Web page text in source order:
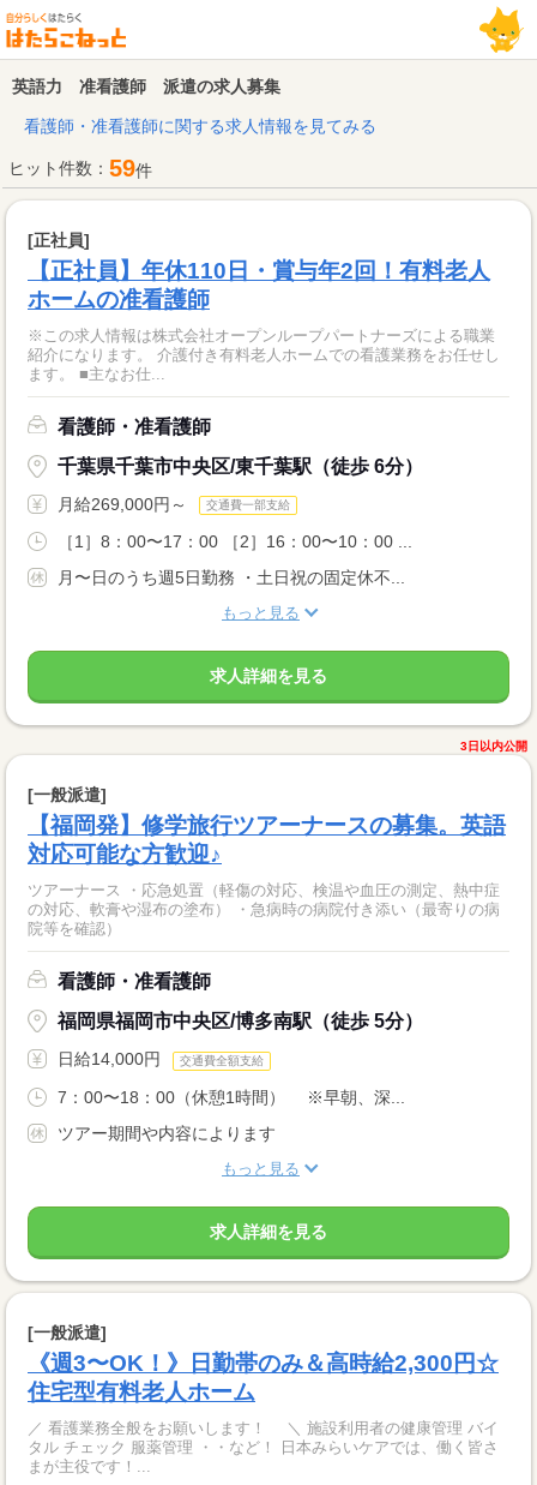
英語力 准看護師 派遣の求人募集
看護師・准看護師に関する求人情報を見てみる
ヒット件数： 59件
[正社員]
【正社員】年休110日・賞与年2回！有料老人
ホームの准看護師
※この求人情報は株式会社オープンループパートナーズによる職業
紹介になります。 介護付き有料老人ホームでの看護業務をお任せし
ます。 ■主なお仕...
看護師・准看護師
千葉県千葉市中央区/東千葉駅（徒歩 6分）
月給269,000円～ 交通費一部支給
［1］8：00〜17：00 ［2］16：00〜10：00 ...
月〜日のうち週5日勤務 ・土日祝の固定休不...
もっと見る
求人詳細を見る
3日以内公開
[一般派遣]
【福岡発】修学旅行ツアーナースの募集。英語
対応可能な方歓迎♪
ツアーナース ・応急処置（軽傷の対応、検温や血圧の測定、熱中症
の対応、軟膏や湿布の塗布） ・急病時の病院付き添い（最寄りの病
院等を確認）
看護師・准看護師
福岡県福岡市中央区/博多南駅（徒歩 5分）
日給14,000円 交通費全額支給
7：00〜18：00（休憩1時間） ※早朝、深...
ツアー期間や内容によります
もっと見る
求人詳細を見る
[一般派遣]
《週3〜OK！》日勤帯のみ＆高時給2,300円☆
住宅型有料老人ホーム
／ 看護業務全般をお願いします！ ＼ 施設利用者の健康管理 バイ
タル チェック 服薬管理 ・・など！ 日本みらいケアでは、働く皆さ
まが主役です！...